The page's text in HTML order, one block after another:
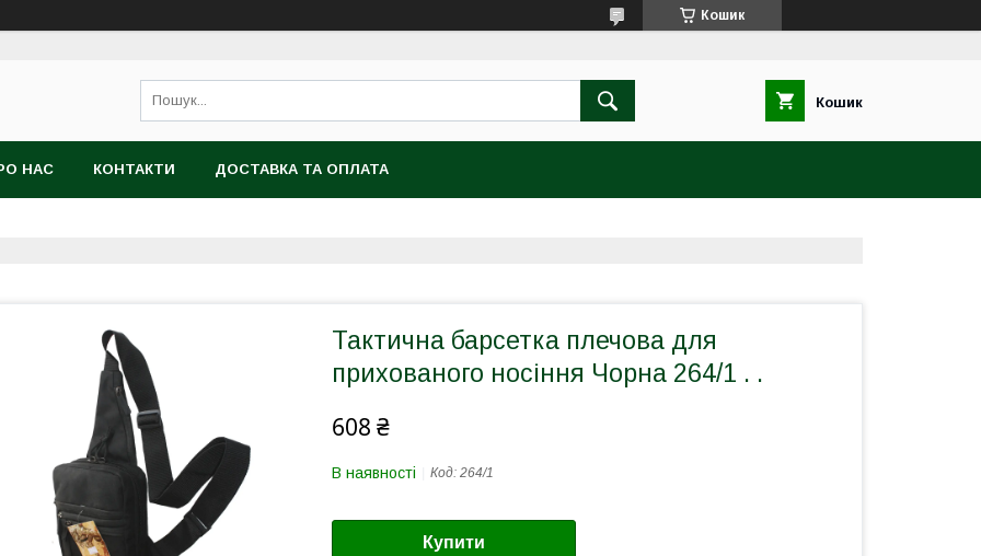
Кошик
Кошик
НАС КОНТАКТИ ДОСТАВКА ТА ОПЛАТА
Тактична барсетка плечова для
прихованого носіння Чорна 264/1 . .
608 ₴
В наявності Код: 264/1
Купити